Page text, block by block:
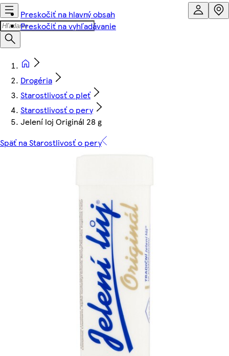
Preskočiť na hlavný obsah
Preskočiť na vyhľadávanie
Drogéria
Starostlivosť o pleť
Starostlivosť o pery
Jelení loj Originál 28 g
Späť na Starostlivosť o pery